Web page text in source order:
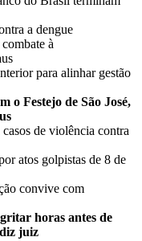
a dengue
à
para alinhar gestão
o Festejo de São José,
de violência contra
atos golpistas de 8 de
convive com
horas antes de
juiz